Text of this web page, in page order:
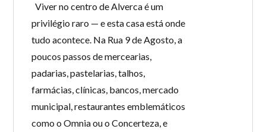
Lost your password?
Viver no centro de Alverca é um
privilégio raro — e esta casa está onde
tudo acontece. Na Rua 9 de Agosto, a
poucos passos de mercearias,
padarias, pastelarias, talhos,
farmácias, clínicas, bancos, mercado
municipal, restaurantes emblemáticos
como o Omnia ou o Concerteza, e